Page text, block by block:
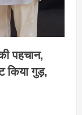
पहचान,
किया गुड़,